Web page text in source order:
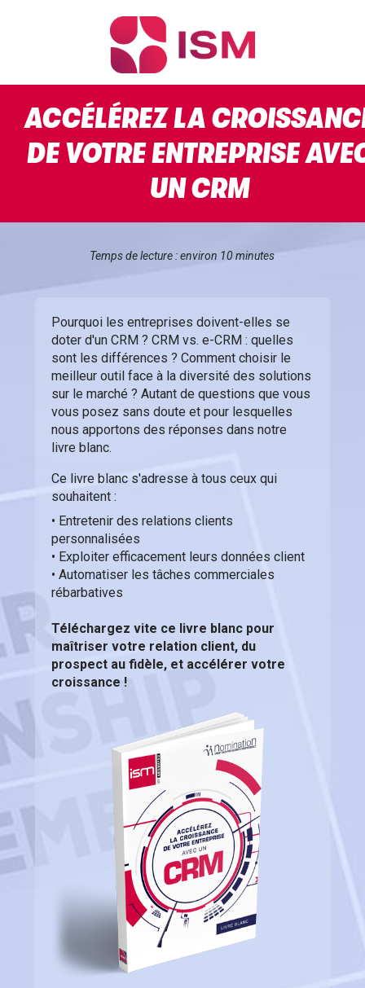
ACCÉLÉREZ LA
DE VOTRE ENTREPRISE
UN CRM
Temps de lecture : environ 10 minutes
Pourquoi les entreprises doivent-elles se
doter d'un CRM ? CRM vs. e-CRM : quelles
sont les différences ? Comment choisir le
meilleur outil face à la diversité des solutions
sur le marché ? Autant de questions que vous
vous posez sans doute et pour lesquelles
nous apportons des réponses dans notre
livre blanc.
Ce livre blanc s'adresse à tous ceux qui
souhaitent :
• Entretenir des relations clients
personnalisées
• Exploiter efficacement leurs données client
• Automatiser les tâches commerciales
rébarbatives
Téléchargez vite ce livre blanc pour
maîtriser votre relation client, du
prospect au fidèle, et accélérer votre
croissance !